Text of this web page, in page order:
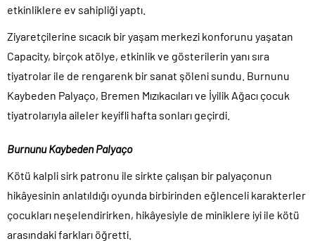
etkinliklere ev sahipliği yaptı.
Ziyaretçilerine sıcacık bir yaşam merkezi konforunu yaşatan
Capacity, birçok atölye, etkinlik ve gösterilerin yanı sıra
tiyatrolar ile de rengarenk bir sanat şöleni sundu. Burnunu
Kaybeden Palyaço, Bremen Mızıkacıları ve İyilik Ağacı çocuk
tiyatrolarıyla aileler keyifli hafta sonları geçirdi.
Burnunu Kaybeden Palyaço
Kötü kalpli sirk patronu ile sirkte çalışan bir palyaçonun
hikâyesinin anlatıldığı oyunda birbirinden eğlenceli karakterler
çocukları neşelendirirken, hikâyesiyle de miniklere iyi ile kötü
arasındaki farkları öğretti.